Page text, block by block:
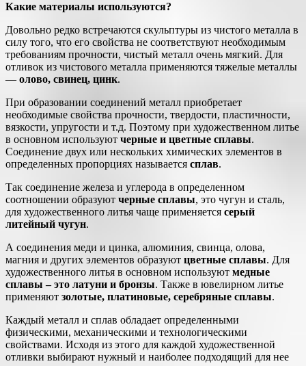
Какие материалы используются?
Довольно редко встречаются скульптуры из чистого металла в
силу того, что его свойства не соответствуют необходимым
требованиям прочности, чистый металл очень мягкий. Для
отливок из чистового металла применяются тяжелые металлы
— олово, свинец, цинк.
При образовании соединений металл приобретает
необходимые свойства прочности, твердости, пластичности,
вязкости, упругости и т.д. Поэтому при художественном литье
в основном используют черные и цветные сплавы.
Соединение двух или нескольких химических элементов в
определенных пропорциях называется сплав.
Так соединение железа и углерода в определенном
соотношении образуют черные сплавы, это чугун и сталь,
для художественного литья чаще применяется серый
литейный чугун.
А соединения меди и цинка, алюминия, свинца, олова,
магния и других элементов образуют цветные сплавы. Для
художественного литья в основном используют медные
сплавы – это латуни и бронзы. Также в ювелирном литье
применяют золотые, платиновые, серебряные сплавы.
Каждый металл и сплав обладает определенными
физическими, механическими и технологическими
свойствами. Исходя из этого для каждой художественной
отливки выбирают нужный и наиболее подходящий для нее